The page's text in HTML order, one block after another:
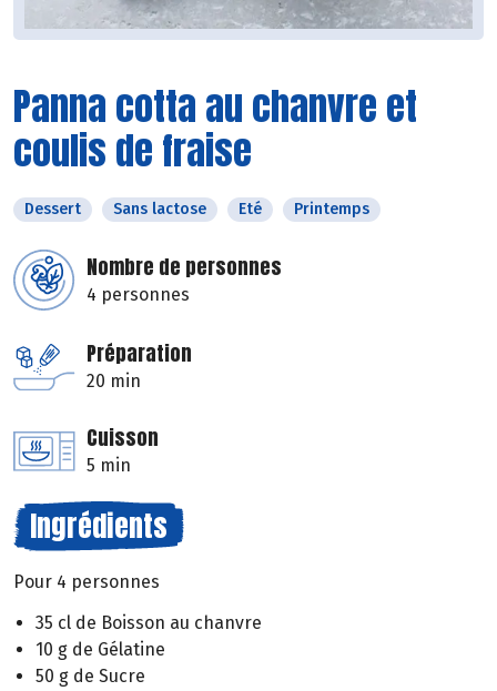
Panna cotta au chanvre et
coulis de fraise
Dessert Sans lactose Eté Printemps
Nombre de personnes
4 personnes
Préparation
20 min
Cuisson
5 min
Ingrédients
Pour 4 personnes
35 cl de Boisson au chanvre
10 g de Gélatine
50 g de Sucre